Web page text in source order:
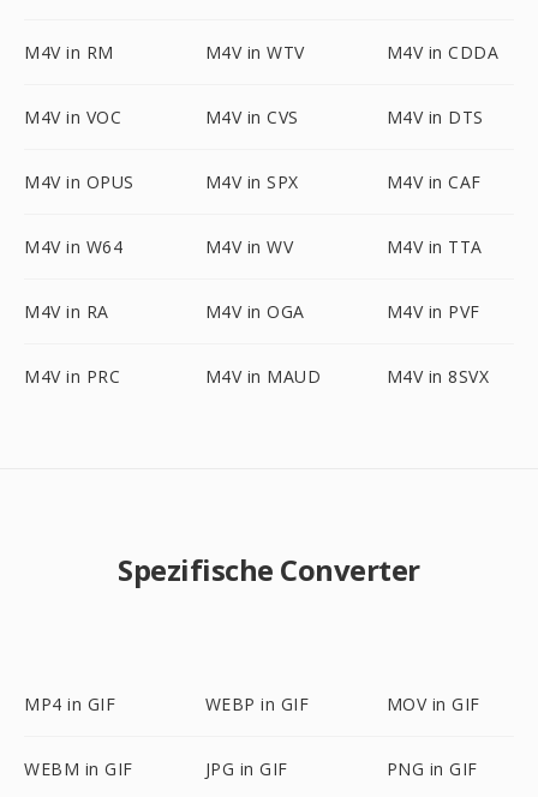
M4V in RM M4V in WTV M4V in CDDA
M4V in VOC M4V in CVS M4V in DTS
M4V in OPUS M4V in SPX M4V in CAF
M4V in W64 M4V in WV M4V in TTA
M4V in RA M4V in OGA M4V in PVF
M4V in PRC M4V in MAUD M4V in 8SVX
Spezifische Converter
MP4 in GIF WEBP in GIF MOV in GIF
WEBM in GIF JPG in GIF PNG in GIF